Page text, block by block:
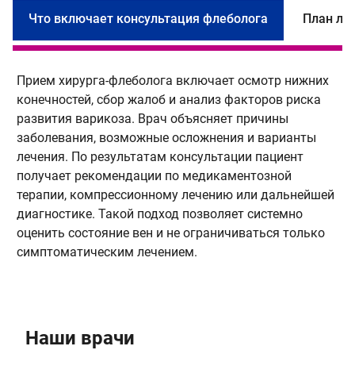
Что включает консультация флеболога План
Прием хирурга-флеболога включает осмотр нижних
конечностей, сбор жалоб и анализ факторов риска
развития варикоза. Врач объясняет причины
заболевания, возможные осложнения и варианты
лечения. По результатам консультации пациент
получает рекомендации по медикаментозной
терапии, компрессионному лечению или дальнейшей
диагностике. Такой подход позволяет системно
оценить состояние вен и не ограничиваться только
симптоматическим лечением.
Наши врачи